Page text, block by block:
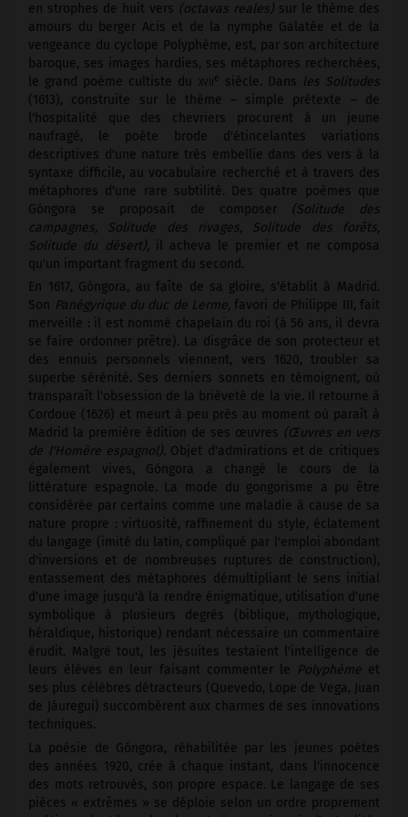
en strophes de huit vers (octavas reales)sur le thème des
amours du berger Acis et de la nymphe Galatée et de la
vengeance du cyclope Polyphème, est, par son architecture
baroque, ses images hardies, ses métaphores recherchées,
le grand poème cultiste du xviie siècle. Dans les Solitudes
(1613), construite sur le thème – simple prétexte – de
l'hospitalité que des chevriers procurent à un jeune
naufragé, le poète brode d'étincelantes variations
descriptives d'une nature très embellie dans des vers à la
syntaxe difficile, au vocabulaire recherché et à travers des
métaphores d'une rare subtilité. Des quatre poèmes que
Góngora se proposait de composer
(Solitude des
campagnes, Solitude des rivages, Solitude des forêts,
Solitude du désert), il acheva le premier et ne composa
qu'un important fragment du second.
En 1617, Góngora, au faîte de sa gloire, s'établit à Madrid.
Son Panégyrique du duc de Lerme, favori de Philippe III, fait
merveille : il est nommé chapelain du roi (à 56 ans, il devra
se faire ordonner prêtre). La disgrâce de son protecteur et
des ennuis personnels viennent, vers 1620, troubler sa
superbe sérénité. Ses derniers sonnets en témoignent, où
transparaît l'obsession de la brièveté de la vie. Il retourne à
Cordoue (1626) et meurt à peu près au moment où paraît à
Madrid la première édition de ses œuvres (Œuvres en vers
de l'Homère espagnol). Objet d'admirations et de critiques
également vives, Góngora a changé le cours de la
littérature espagnole. La mode du gongorisme a pu être
considérée par certains comme une maladie à cause de sa
nature propre : virtuosité, raffinement du style, éclatement
du langage (imité du latin, compliqué par l'emploi abondant
d'inversions et de nombreuses ruptures de construction),
entassement des métaphores démultipliant le sens initial
d'une image jusqu'à la rendre énigmatique, utilisation d'une
symbolique à plusieurs degrés (biblique, mythologique,
héraldique, historique) rendant nécessaire un commentaire
érudit. Malgré tout, les jésuites testaient l'intelligence de
leurs élèves en leur faisant commenter le Polyphèmeet
ses plus célèbres détracteurs (Quevedo, Lope de Vega, Juan
de Jáuregui) succombèrent aux charmes de ses innovations
techniques.
La poésie de Góngora, réhabilitée par les jeunes poètes
des années 1920, crée à chaque instant, dans l'innocence
des mots retrouvés, son propre espace. Le langage de ses
pièces « extrêmes » se déploie selon un ordre proprement